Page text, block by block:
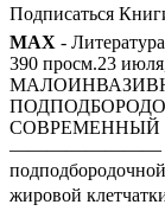
Подписаться
MAX -
390 просм.23
СОВРЕМЕННЫЙ
————————
жировой